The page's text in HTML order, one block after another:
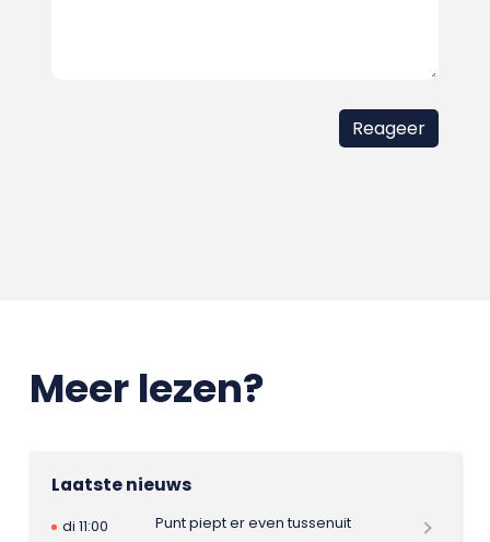
Meer lezen?
Laatste nieuws
di 11:00
Punt piept er even tussenuit